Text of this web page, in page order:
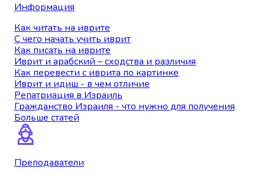
Информация
Как читать на иврите
С чего начать учить иврит
Как писать на иврите
Иврит и арабский – сходства и различия
Как перевести с иврита по картинке
Иврит и идиш - в чем отличие
Репатриация в Израиль
Гражданство Израиля - что нужно для получения
Больше статей
Преподаватели